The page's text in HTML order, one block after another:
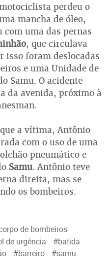
perdeu o
mancha de óleo,
com uma das pernas
, que circulava
isso foram deslocadas
e uma Unidade de
Samu. O acidente
da avenida, próximo à
a vítima, Antônio
com o uso de uma
pneumático e
Samu. Antônio teve
direita, mas se
os bombeiros.
de bombeiros
de urgência
#batida
#barreiro #samu